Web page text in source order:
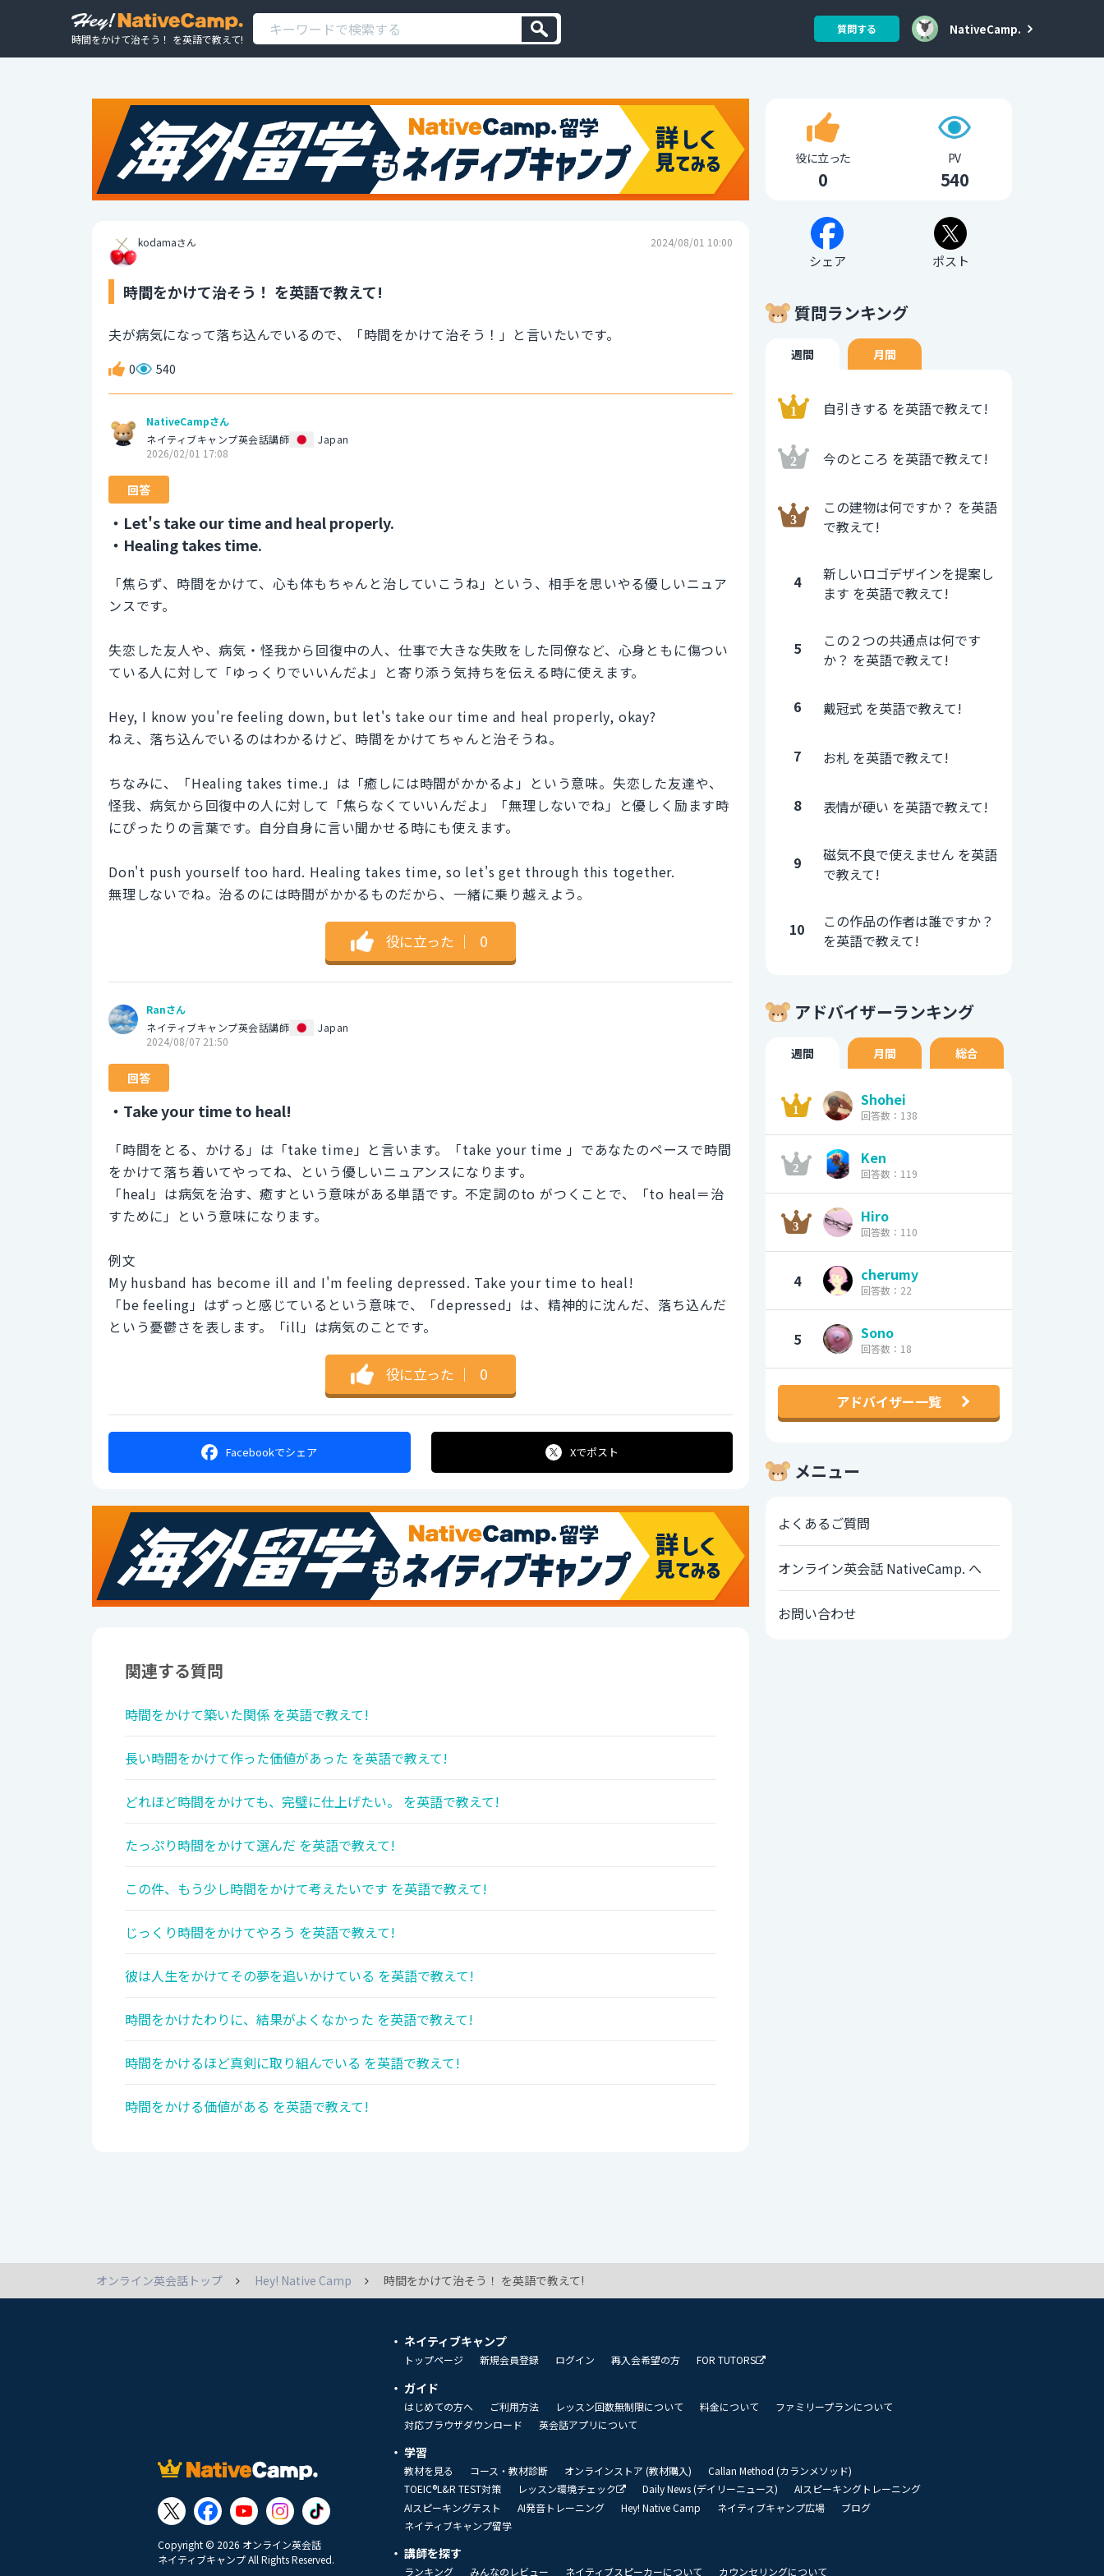
時間をかけて治そう！ を英語で教えて!
質問する NativeCamp.
kodamaさん 2024/08/01 10:00
時間をかけて治そう！ を英語で教えて!
夫が病気になって落ち込んでいるので、「時間をかけて治そう！」と言いたいです。
0 540
NativeCampさん
ネイティブキャンプ英会話講師
Japan
2026/02/01 17:08
回答
・Let's take our time and heal properly.
・Healing takes time.
「焦らず、時間をかけて、心も体もちゃんと治していこうね」という、相手を思いやる優しいニュア
ンスです。
失恋した友人や、病気・怪我から回復中の人、仕事で大きな失敗をした同僚など、心身ともに傷つい
ている人に対して「ゆっくりでいいんだよ」と寄り添う気持ちを伝える時に使えます。
Hey, I know you're feeling down, but let's take our time and heal properly, okay?
ねえ、落ち込んでいるのはわかるけど、時間をかけてちゃんと治そうね。
ちなみに、「Healing takes time.」は「癒しには時間がかかるよ」という意味。失恋した友達や、
怪我、病気から回復中の人に対して「焦らなくていいんだよ」「無理しないでね」と優しく励ます時
にぴったりの言葉です。自分自身に言い聞かせる時にも使えます。
Don't push yourself too hard. Healing takes time, so let's get through this together.
無理しないでね。治るのには時間がかかるものだから、一緒に乗り越えよう。
役に立った ｜ 0
Ranさん
ネイティブキャンプ英会話講師
Japan
2024/08/07 21:50
回答
・Take your time to heal!
「時間をとる、かける」は「take time」と言います。「take your time 」であなたのペースで時間
をかけて落ち着いてやってね、という優しいニュアンスになります。
「heal」は病気を治す、癒すという意味がある単語です。不定詞のto がつくことで、「to heal＝治
すために」という意味になります。
例文
My husband has become ill and I'm feeling depressed. Take your time to heal!
「be feeling」はずっと感じているという意味で、「depressed」は、精神的に沈んだ、落ち込んだ
という憂鬱さを表します。「ill」は病気のことです。
役に立った ｜ 0
Facebookでシェア Xでポスト
関連する質問
時間をかけて築いた関係 を英語で教えて!
長い時間をかけて作った価値があった を英語で教えて!
どれほど時間をかけても、完璧に仕上げたい。 を英語で教えて!
たっぷり時間をかけて選んだ を英語で教えて!
この件、もう少し時間をかけて考えたいです を英語で教えて!
じっくり時間をかけてやろう を英語で教えて!
彼は人生をかけてその夢を追いかけている を英語で教えて!
時間をかけたわりに、結果がよくなかった を英語で教えて!
時間をかけるほど真剣に取り組んでいる を英語で教えて!
時間をかける価値がある を英語で教えて!
役に立った
0
PV
540
シェア ポスト
質問ランキング
週間 月間
自引きする を英語で教えて!
今のところ を英語で教えて!
この建物は何ですか？ を英語
で教えて!
4
新しいロゴデザインを提案し
ます を英語で教えて!
5
この２つの共通点は何です
か？ を英語で教えて!
6 戴冠式 を英語で教えて!
7 お札 を英語で教えて!
8 表情が硬い を英語で教えて!
9
磁気不良で使えません を英語
で教えて!
10
この作品の作者は誰ですか？
を英語で教えて!
アドバイザーランキング
週間 月間 総合
Shohei
回答数：138
Ken
回答数：119
Hiro
回答数：110
4 cherumy
回答数：22
5 Sono
回答数：18
アドバイザー一覧
メニュー
よくあるご質問
オンライン英会話 NativeCamp. へ
お問い合わせ
オンライン英会話トップ Hey! Native Camp 時間をかけて治そう！ を英語で教えて!
Copyright © 2026 オンライン英会話
ネイティブキャンプ All Rights Reserved.
ネイティブキャンプ
トップページ 新規会員登録 ログイン 再入会希望の方 FOR TUTORS
ガイド
はじめての方へ ご利用方法 レッスン回数無制限について 料金について
ファミリープランについて
対応ブラウザダウンロード
英会話アプリについて
学習
教材を見る コース・教材診断 オンラインストア (教材購入)
Callan Method (カランメソッド)
TOEIC®L&R TEST対策
レッスン環境チェック Daily News (デイリーニュース)
AIスピーキングトレーニング
AIスピーキングテスト
AI発音トレーニング Hey! Native Camp ネイティブキャンプ広場
ブログ
ネイティブキャンプ留学
講師を探す
ランキング みんなのレビュー ネイティブスピーカーについて カウンセリングについて